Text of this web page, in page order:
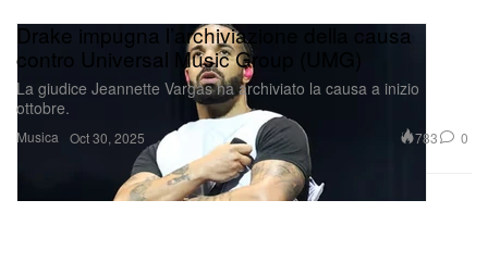
Musica
Drake impugna l’archiviazione della causa
contro Universal Music Group (UMG)
La giudice Jeannette Vargas ha archiviato la causa a inizio
ottobre.
Oct 30, 2025 783 0